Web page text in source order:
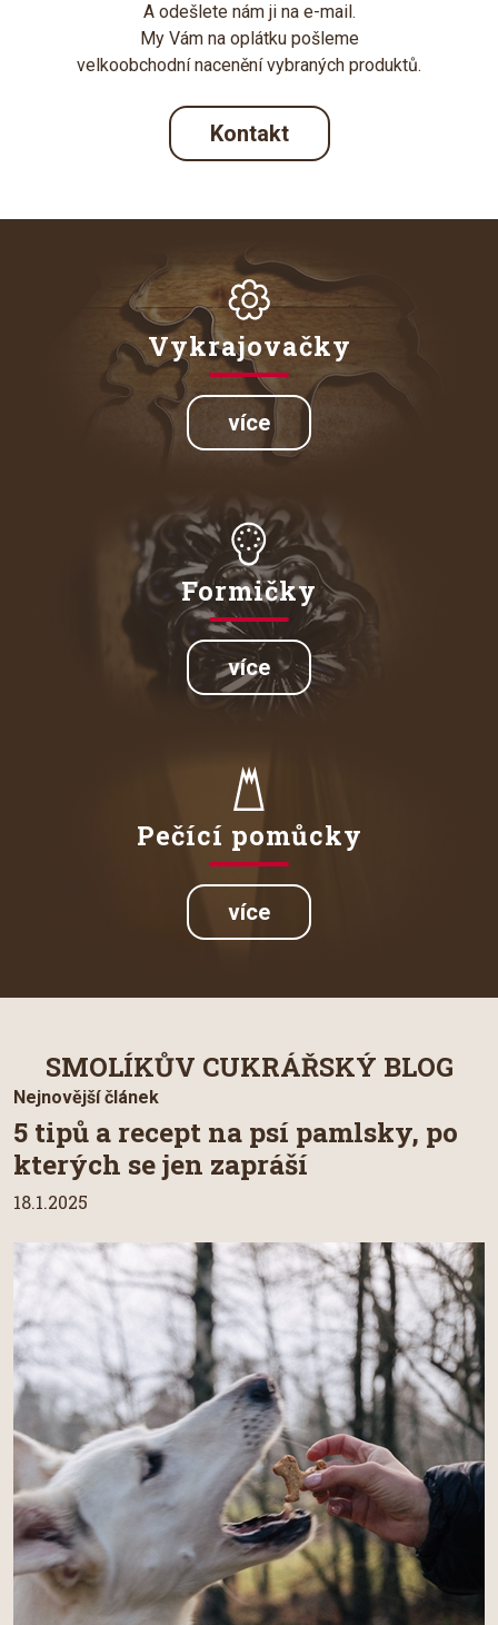
A odešlete nám ji na e-mail.
My Vám na oplátku pošleme
velkoobchodní nacenění vybraných produktů.
Kontakt
Vykrajovačky
více
Formičky
více
Pečící pomůcky
více
SMOLÍKŮV CUKRÁŘSKÝ BLOG
Nejnovější článek
5 tipů a recept na psí pamlsky, po
kterých se jen zapráší
18.1.2025